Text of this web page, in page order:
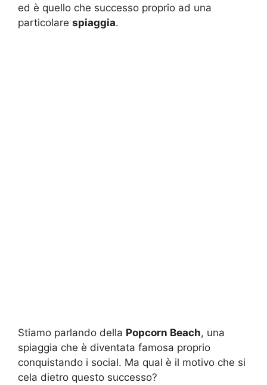
ed è quello che successo proprio ad una
particolare spiaggia.
Stiamo parlando della Popcorn Beach, una
spiaggia che è diventata famosa proprio
conquistando i social. Ma qual è il motivo che si
cela dietro questo successo?